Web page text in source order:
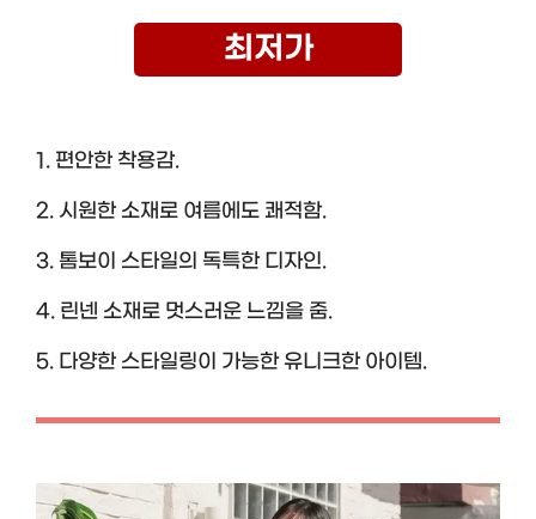
최저가
1. 편안한 착용감.
2. 시원한 소재로 여름에도 쾌적함.
3. 톰보이 스타일의 독특한 디자인.
4. 린넨 소재로 멋스러운 느낌을 줌.
5. 다양한 스타일링이 가능한 유니크한 아이템.